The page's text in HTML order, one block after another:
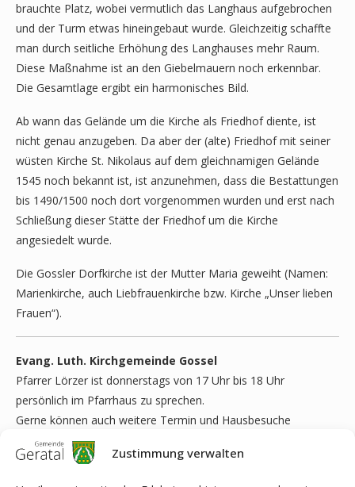
Zustimmung verwalten
brauchte Platz, wobei vermutlich das Langhaus aufgebrochen
und der Turm etwas hineingebaut wurde. Gleichzeitig schaffte
man durch seitliche Erhöhung des Langhauses mehr Raum.
Diese Maßnahme ist an den Giebelmauern noch erkennbar.
Die Gesamtlage ergibt ein harmonisches Bild.
Ab wann das Gelände um die Kirche als Friedhof diente, ist
nicht genau anzugeben. Da aber der (alte) Friedhof mit seiner
wüsten Kirche St. Nikolaus auf dem gleichnamigen Gelände
1545 noch bekannt ist, ist anzunehmen, dass die Bestattungen
bis 1490/1500 noch dort vorgenommen wurden und erst nach
Schließung dieser Stätte der Friedhof um die Kirche
angesiedelt wurde.
Die Gossler Dorfkirche ist der Mutter Maria geweiht (Namen:
Marienkirche, auch Liebfrauenkirche bzw. Kirche „Unser lieben
Frauen“).
Evang. Luth. Kirchgemeinde Gossel
Pfarrer Lörzer ist donnerstags von 17 Uhr bis 18 Uhr
persönlich im Pfarrhaus zu sprechen.
Gerne können auch weitere Termin und Hausbesuche
telefonisch abgestimmt werden:
Telefonnummer Pfarrer Lörzer: 0174/7264195